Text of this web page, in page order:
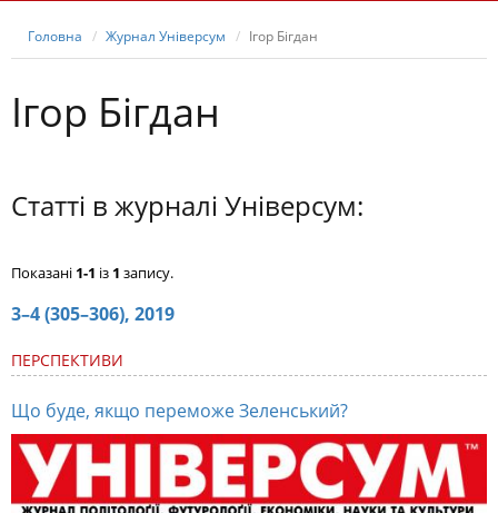
Головна Журнал Універсум Ігор Бігдан
Ігор Бігдан
Статті в журналі Універсум:
Показані 1-1 із 1 запису.
3–4 (305–306), 2019
ПЕРСПЕКТИВИ
Що буде, якщо переможе Зеленський?